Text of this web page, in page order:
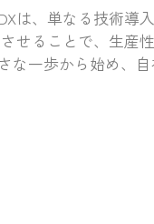
は、単なる技術導
せることで、生産
な一歩から始め、